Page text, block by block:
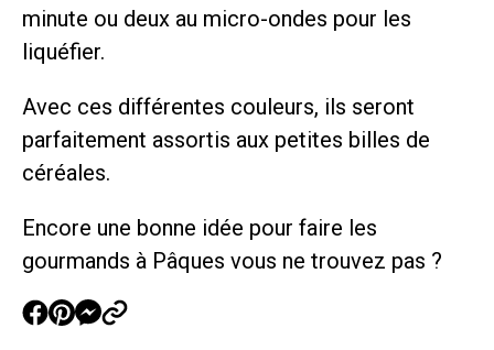
minute ou deux au micro-ondes pour les
liquéfier.
Avec ces différentes couleurs, ils seront
parfaitement assortis aux petites billes de
céréales.
Encore une bonne idée pour faire les
gourmands à Pâques vous ne trouvez pas ?